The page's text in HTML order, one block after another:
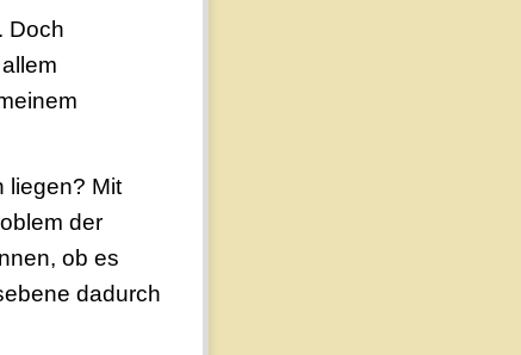
Doch
liegen? Mit
der
ob es
dadurch